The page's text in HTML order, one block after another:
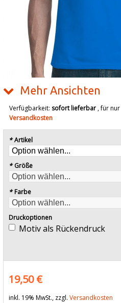
Mehr Ansichten
Verfügbarkeit: sofort lieferbar, für nur
Versandkosten
* Artikel
* Größe
* Farbe
Druckoptionen
Motiv als Rückendruck
19,50 €
inkl. 19% MwSt., zzgl. Versandkosten